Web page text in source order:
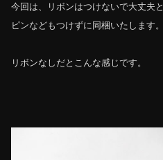
今回は、リボンはつけないで大丈夫
ピンなどもつけずに同梱いたします。
リボンなしだとこんな感じです。